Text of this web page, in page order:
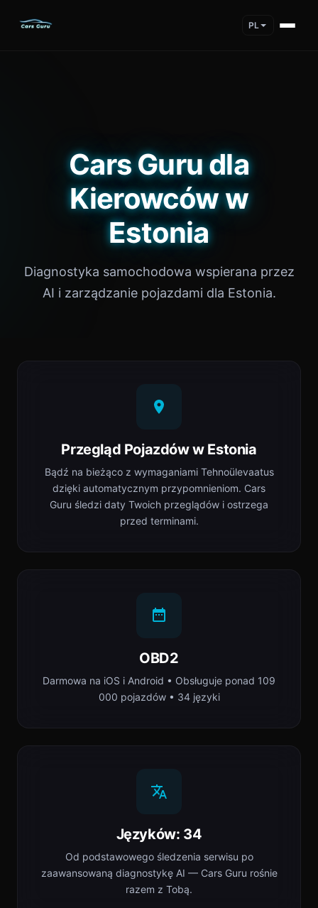
PL
Cars Guru dla
Kierowców w
Estonia
Diagnostyka samochodowa wspierana przez
AI i zarządzanie pojazdami dla Estonia.
Przegląd Pojazdów w Estonia
Bądź na bieżąco z wymaganiami Tehnoülevaatus
dzięki automatycznym przypomnieniom. Cars
Guru śledzi daty Twoich przeglądów i ostrzega
przed terminami.
OBD2
Darmowa na iOS i Android • Obsługuje ponad 109
000 pojazdów • 34 języki
Języków: 34
Od podstawowego śledzenia serwisu po
zaawansowaną diagnostykę AI — Cars Guru rośnie
razem z Tobą.